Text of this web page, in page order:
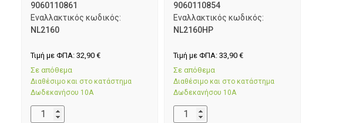
9060110861
Εναλλακτικός κωδικός:
NL2160
Τιμή με ΦΠΑ: 32,90 €
Σε απόθεμα
Διαθέσιμο και στο κατάστημα
Δωδεκανήσου 10Α
9060110854
Εναλλακτικός κωδικός:
NL2160HP
Τιμή με ΦΠΑ: 33,90 €
Σε απόθεμα
Διαθέσιμο και στο κατάστημα
Δωδεκανήσου 10Α